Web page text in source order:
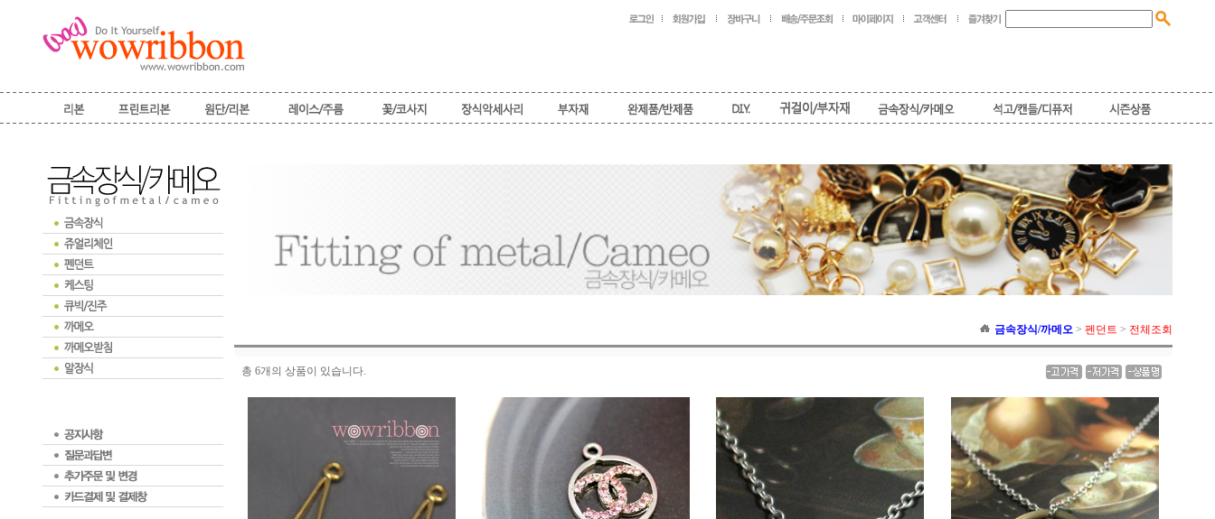
금속장식/까메오 > 펜던트 > 전체조회
총 6개의 상품이 있습니다.